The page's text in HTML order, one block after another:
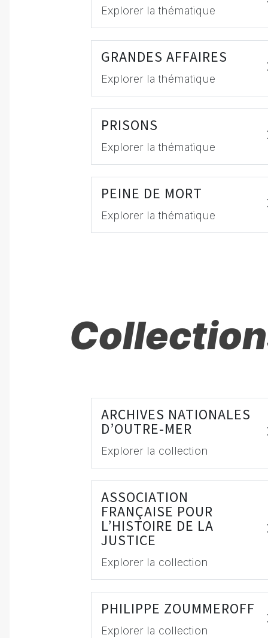
Explorer la thématique
GRANDES AFFAIRES
Explorer la thématique
PRISONS
Explorer la thématique
PEINE DE MORT
Explorer la thématique
ARCHIVES NATIONALES
D’OUTRE-MER
Explorer la collection
ASSOCIATION
FRANÇAISE POUR
L’HISTOIRE DE LA
JUSTICE
Explorer la collection
PHILIPPE ZOUMMEROFF
Explorer la collection